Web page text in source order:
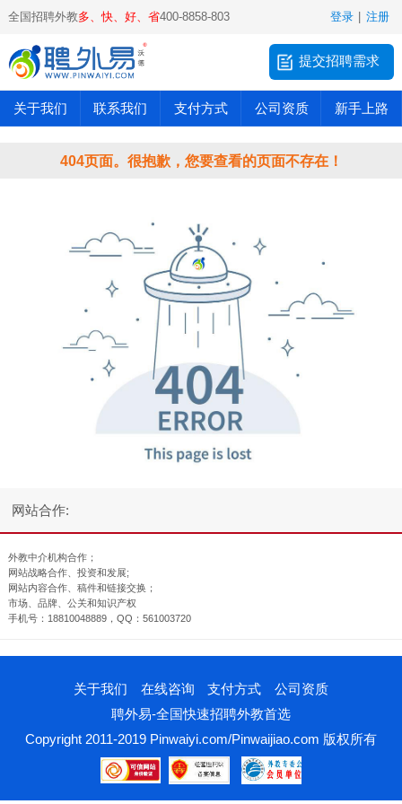
全国招聘外教多、快、好、省400-8858-803 登录 注册
提交招聘需求
关于我们 联系我们 支付方式 公司资质 新手上路
404页面。很抱歉，您要查看的页面不存在！
网站合作:
外教中介机构合作；
网站战略合作、投资和发展;
网站内容合作、稿件和链接交换；
市场、品牌、公关和知识产权
手机号：18810048889，QQ：561003720
关于我们 在线咨询 支付方式
公司资质
聘外易-全国快速招聘外教首选
Copyright 2011-2019 Pinwaiyi.com/Pinwaijiao.com 版权所有